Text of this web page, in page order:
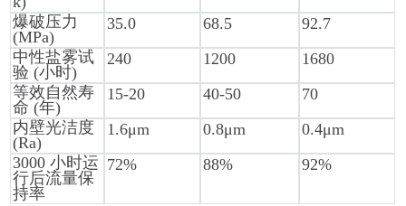
爆破压力
(MPa)
35.0 68.5
92.7
中性盐雾试
验 (小时)
240 1200
1680
等效自然寿
命 (年)
15-20 40-50
70
内壁光洁度
(Ra)
1.6μm 0.8μm
0.4μm
3000 小时运
行后流量保
持率
72% 88% 92%